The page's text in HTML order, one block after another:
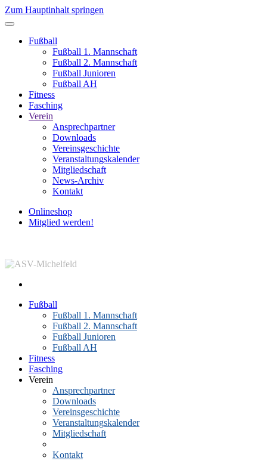
Zum Hauptinhalt springen
Fußball
Fußball 1. Mannschaft
Fußball 2. Mannschaft
Fußball Junioren
Fußball AH
Fitness
Fasching
Verein
Ansprechpartner
Downloads
Vereinsgeschichte
Veranstaltungskalender
Mitgliedschaft
News-Archiv
Kontakt
Onlineshop
Mitglied werden!
Fußball
Fußball 1. Mannschaft
Fußball 2. Mannschaft
Fußball Junioren
Fußball AH
Fitness
Fasching
Verein
Ansprechpartner
Downloads
Vereinsgeschichte
Veranstaltungskalender
Mitgliedschaft
Kontakt